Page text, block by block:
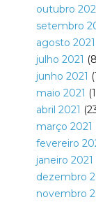
outubro
setembro
agosto 2021
julho 2021
junho 2021
maio 2021
abril 2021
março 2021
fevereiro
janeiro 2021
dezembro
novembro